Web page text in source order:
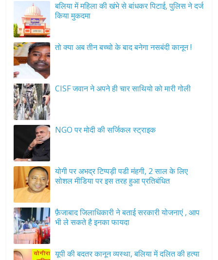
बलिया में महिला की खंभे से बांधकर पिटाई, पुलिस ने दर्ज
किया मुकदमा
तो क्या अब तीन बच्चो के बाद बनेगा नसबंदी कानून !
CISF जवान ने अपने ही चार साथियो को मारी गोली
NGO पर मोदी की सर्जिकल स्ट्राइक
योगी पर अभद्र टिप्पड़ी पडी मंहगी, 2 साल के लिए
सोशल मीडिया पर इस तरह हुआ प्रतिबंधित
फ़ैजाबाद जिलाधिकारी ने बताई सरकारी योजनाएं , आप
भी ले सकते है इनका फायदा
यूपी की बदतर कानून व्यस्था, बलिया में दलित की हत्या